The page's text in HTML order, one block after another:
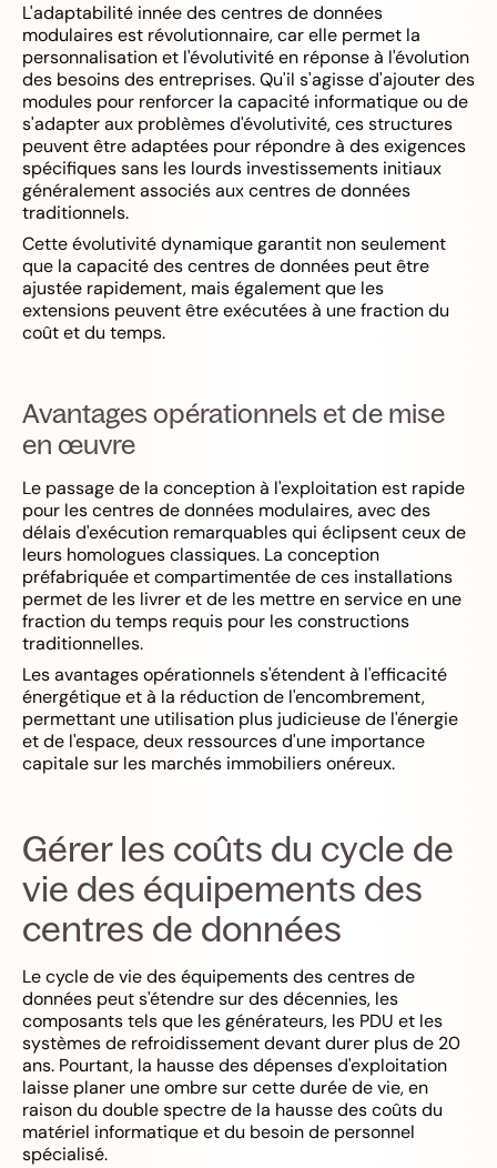
L'adaptabilité innée des centres de données
modulaires est révolutionnaire, car elle permet la
personnalisation et l'évolutivité en réponse à l'évolution
des besoins des entreprises. Qu'il s'agisse d'ajouter des
modules pour renforcer la capacité informatique ou de
s'adapter aux problèmes d'évolutivité, ces structures
peuvent être adaptées pour répondre à des exigences
spécifiques sans les lourds investissements initiaux
généralement associés aux centres de données
traditionnels.
Cette évolutivité dynamique garantit non seulement
que la capacité des centres de données peut être
ajustée rapidement, mais également que les
extensions peuvent être exécutées à une fraction du
coût et du temps.
Avantages opérationnels et de mise
en œuvre
Le passage de la conception à l'exploitation est rapide
pour les centres de données modulaires, avec des
délais d'exécution remarquables qui éclipsent ceux de
leurs homologues classiques. La conception
préfabriquée et compartimentée de ces installations
permet de les livrer et de les mettre en service en une
fraction du temps requis pour les constructions
traditionnelles.
Les avantages opérationnels s'étendent à l'efficacité
énergétique et à la réduction de l'encombrement,
permettant une utilisation plus judicieuse de l'énergie
et de l'espace, deux ressources d'une importance
capitale sur les marchés immobiliers onéreux.
Gérer les coûts du cycle de
vie des équipements des
centres de données
Le cycle de vie des équipements des centres de
données peut s'étendre sur des décennies, les
composants tels que les générateurs, les PDU et les
systèmes de refroidissement devant durer plus de 20
ans. Pourtant, la hausse des dépenses d'exploitation
laisse planer une ombre sur cette durée de vie, en
raison du double spectre de la hausse des coûts du
matériel informatique et du besoin de personnel
spécialisé.